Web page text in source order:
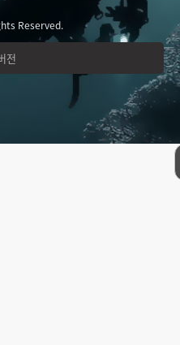
Reserved.
전